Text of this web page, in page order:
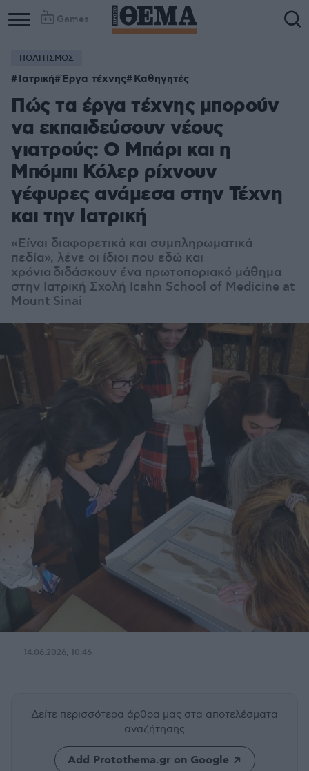
Games
Column
1
Column
2
ΠΟΛΙΤΙΣΜΟΣ
Ιατρική Έργα τέχνης Καθηγητές
Πώς τα έργα τέχνης μπορούν
να εκπαιδεύσουν νέους
γιατρούς: Ο Μπάρι και η
Μπόμπι Κόλερ ρίχνουν
γέφυρες ανάμεσα στην Τέχνη
και την Ιατρική
«Είναι διαφορετικά και συμπληρωματικά
πεδία», λένε οι ίδιοι που εδώ και
χρόνια διδάσκουν ένα πρωτοποριακό μάθημα
στην Ιατρική Σχολή Icahn School of Medicine at
Mount Sinai
14.06.2026, 10:46
Δείτε περισσότερα άρθρα μας στα αποτελέσματα
αναζήτησης
Add Protothema.gr on Google